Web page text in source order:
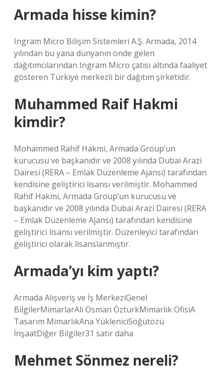
Armada hisse kimin?
Ingram Micro Bilişim Sistemleri A.Ş. Armada, 2014
yılından bu yana dünyanın önde gelen
dağıtımcılarından Ingram Micro çatısı altında faaliyet
gösteren Türkiye merkezli bir dağıtım şirketidir.
Muhammed Raif Hakmi
kimdir?
Mohammed Rahif Hakmi, Armada Group’un
kurucusu ve başkanıdır ve 2008 yılında Dubai Arazi
Dairesi (RERA – Emlak Düzenleme Ajansı) tarafından
kendisine geliştirici lisansı verilmiştir. Mohammed
Rahif Hakmi, Armada Group’un kurucusu ve
başkanıdır ve 2008 yılında Dubai Arazi Dairesi (RERA
– Emlak Düzenleme Ajansı) tarafından kendisine
geliştirici lisansı verilmiştir. Düzenleyici tarafından
geliştirici olarak lisanslanmıştır.
Armada’yı kim yaptı?
Armada Alışveriş ve İş MerkeziGenel
BilgilerMimarlarAli Osman ÖztürkMimarlık OfisiA
Tasarım MimarlıkAna YükleniciSöğütözü
İnşaatDiğer Bilgiler31 satır daha
Mehmet Sönmez nereli?